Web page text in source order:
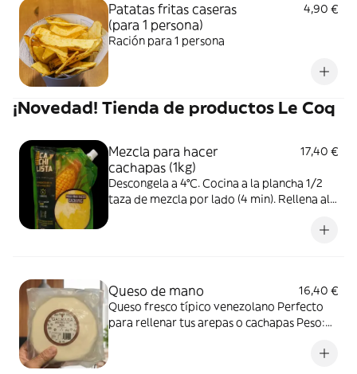
Patatas fritas caseras
(para 1 persona)
4,90 €
Ración para 1 persona
¡Novedad! Tienda de productos Le Coq
Mezcla para hacer
cachapas (1kg)
17,40 €
Descongela a 4°C. Cocina a la plancha 1/2
taza de mezcla por lado (4 min). Rellena al
Queso de mano
16,40 €
Queso fresco típico venezolano Perfecto
para rellenar tus arepas o cachapas Peso: